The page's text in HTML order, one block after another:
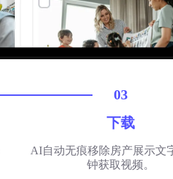
03
下载
AI自动无痕移除房产展示文
钟获取视频。